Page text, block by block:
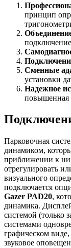
принцип
Сменные
установки
Надежное
повышенная
Парковочная
динамиком,
приближении к
отрегулировать
визуального
подключается
Gazer PAD20,
динамика.
системой (только
системами
графическом
звуковое